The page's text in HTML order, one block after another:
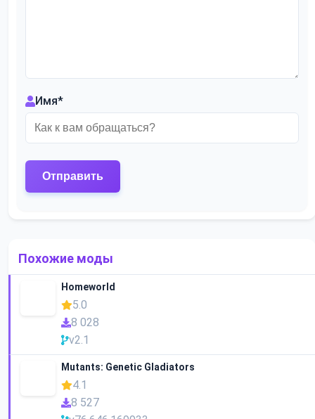
Имя*
Похожие моды
Homeworld
5.0
8 028
v2.1
Mutants: Genetic Gladiators
4.1
8 527